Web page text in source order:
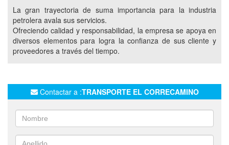
MERCANCIAS PELIGROSAS
TRANSPORTES A YACIMIENTOS PETROLEROS
CARRETONES VACA MUERTA
SERVICIOS A YACIMIENTOS PETROLIFEROS
TRANSPORTES ESPECIALES
TRANSPORTES EL CORRECAMINOS CARGAS PESADAS
SEMI TRASLADO DE MANIPULADORES TELESCOPICOS
TRASLADO DE CAMIONETAS
La gran trayectoria de suma importancia para la industria
petrolera avala sus servicios.
Ofreciendo calidad y responsabilidad, la empresa se apoya en
diversos elementos para logra la confianza de sus cliente y
proveedores a través del tiempo.
Contactar a :TRANSPORTE EL CORRECAMINO